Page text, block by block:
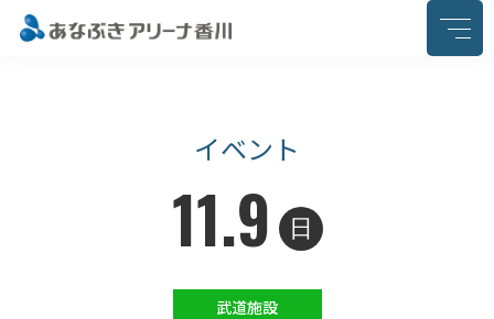
このページの本文へ移動
イベント
11.9 日
武道施設